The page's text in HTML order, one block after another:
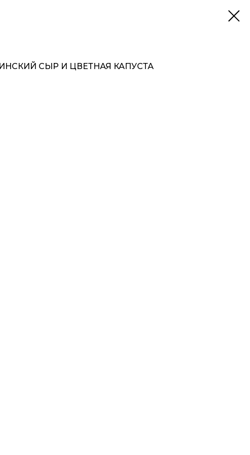
СЫР И ЦВЕТНАЯ КАПУСТА